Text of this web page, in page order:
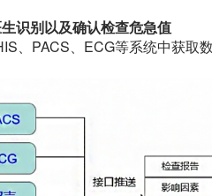
识别以及确认检查危急值
、PACS、ECG等系统中获取